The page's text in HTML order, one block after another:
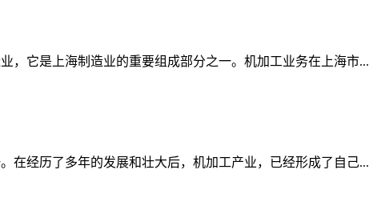
，它是上海制造业的重要组成部分之一。机加工业务在上海市...
在经历了多年的发展和壮大后，机加工产业，已经形成了自己...